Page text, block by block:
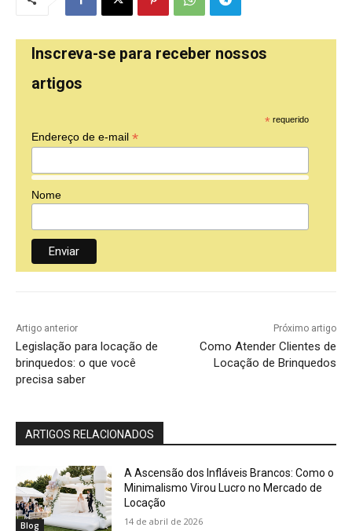
Inscreva-se para receber nossos
artigos
* requerido
Endereço de e-mail *
Nome
Artigo anterior
Legislação para locação de
brinquedos: o que você
precisa saber
Próximo artigo
Como Atender Clientes de
Locação de Brinquedos
ARTIGOS RELACIONADOS
Blog
A Ascensão dos Infláveis Brancos: Como o
Minimalismo Virou Lucro no Mercado de
Locação
14 de abril de 2026